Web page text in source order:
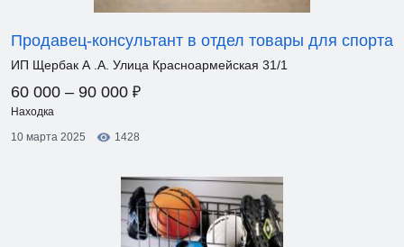
Продавец-консультант в отдел товары для спорта
ИП Щербак А .А. Улица Красноармейская 31/1
60 000 – 90 000 ₽
Находка
10 марта 2025
1428